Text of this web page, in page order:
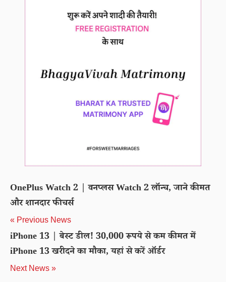
OnePlus Watch 2 | वनप्लस Watch 2 लॉन्च, जाने कीमत
और शानदार फीचर्स
« Previous News
iPhone 13 | बेस्ट डील! 30,000 रूपये से कम कीमत में
iPhone 13 खरीदने का मौका, यहां से करें ऑर्डर
Next News »